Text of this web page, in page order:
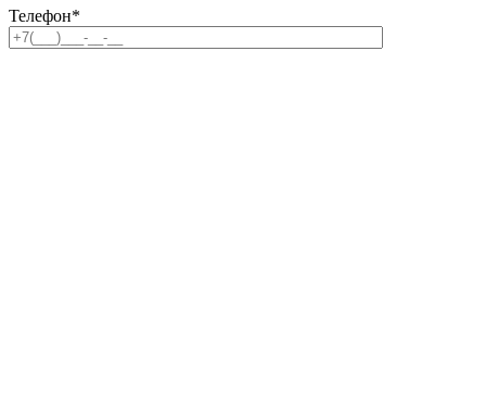
Телефон*